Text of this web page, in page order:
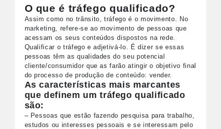
O que é tráfego qualificado?
Assim como no trânsito, tráfego é o movimento. No
marketing, refere-se ao movimento de pessoas que
acessam os seus conteúdos dispostos na rede.
Qualificar o tráfego e adjetivá-lo. É dizer se essas
pessoas têm as qualidades do seu potencial
cliente/consumidor que as farão atingir o objetivo final
do processo de produção de conteúdo: vender.
As características mais marcantes
que definem um tráfego qualificado
são:
– Pessoas que estão fazendo pesquisa para trabalho,
estudos ou interesses pessoais e se interessam pelo